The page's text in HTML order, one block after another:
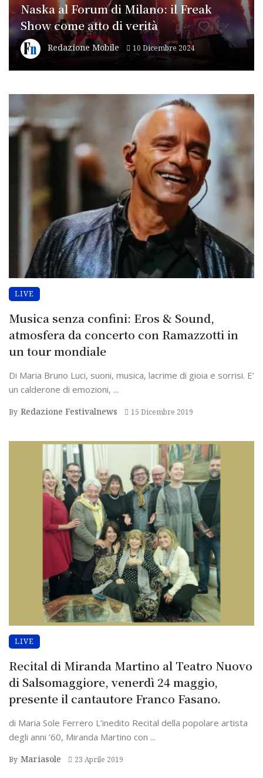
Naska al Forum di Milano: il Freak
Show come atto di verità
Redazione Mobile 10 Dicembre 2024
LIVE
Musica senza confini: Eros & Sound,
atmosfera da concerto con Ramazzotti in
un tour mondiale
Di Maria Bruno Luci, suoni, musica, lacrime di gioia e sorrisi. E’
un calderone di emozioni, ...
By Redazione Festivalnews 15 Dicembre 2019
LIVE
Recital di Miranda Martino al Teatro Nuovo
di Salsomaggiore, venerdì 24 maggio,
presente il cantautore Franco Fasano.
di Maria Sole Ferrero L’inedito Recital della popolare artista
degli anni ’60, Miranda Martino con ...
By Mariasole 23 Aprile 2019